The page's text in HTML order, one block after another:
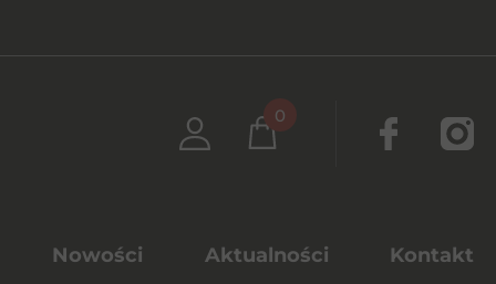
0
Nowości Aktualności Kontakt